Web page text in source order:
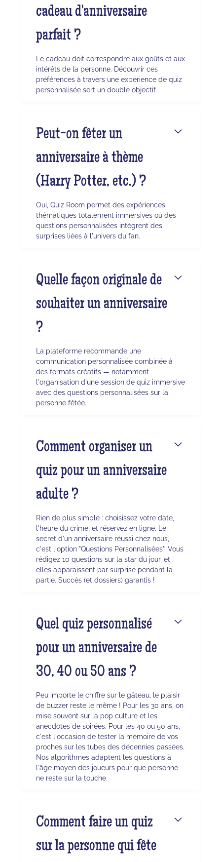
cadeau d'anniversaire
parfait ?
Le cadeau doit correspondre aux goûts et aux
intérêts de la personne. Découvrir ces
préférences à travers une expérience de quiz
personnalisée sert un double objectif.
Peut-on fêter un
anniversaire à thème
(Harry Potter, etc.) ?
Oui, Quiz Room permet des expériences
thématiques totalement immersives où des
questions personnalisées intègrent des
surprises liées à l'univers du fan.
Quelle façon originale de
souhaiter un anniversaire
?
La plateforme recommande une
communication personnalisée combinée à
des formats créatifs — notamment
l'organisation d'une session de quiz immersive
avec des questions personnalisées sur la
personne fêtée.
Comment organiser un
quiz pour un anniversaire
adulte ?
Rien de plus simple : choisissez votre date,
l'heure du crime, et réservez en ligne. Le
secret d'un anniversaire réussi chez nous,
c'est l'option "Questions Personnalisées". Vous
rédigez 10 questions sur la star du jour, et
elles apparaissent par surprise pendant la
partie. Succès (et dossiers) garantis !
Quel quiz personnalisé
pour un anniversaire de
30, 40 ou 50 ans ?
Peu importe le chiffre sur le gâteau, le plaisir
de buzzer reste le même ! Pour les 30 ans, on
mise souvent sur la pop culture et les
anecdotes de soirées. Pour les 40 ou 50 ans,
c'est l'occasion de tester la mémoire de vos
proches sur les tubes des décennies passées.
Nos algorithmes adaptent les questions à
l'âge moyen des joueurs pour que personne
ne reste sur la touche.
Comment faire un quiz
sur la personne qui fête